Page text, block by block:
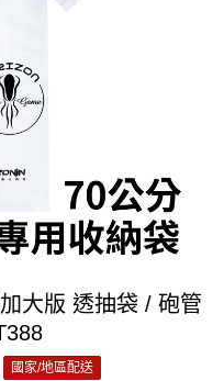
大版 透抽袋 / 砲管
絲花枝袋 / 漁貨袋 T388
國家/地區配送